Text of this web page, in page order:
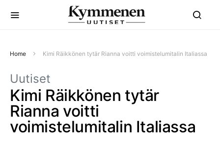
Home Kimi Räikkönen tytär Rianna voitti voimistelumitalin Italiassa
Uutiset
Kimi Räikkönen tytär
Rianna voitti
voimistelumitalin Italiassa